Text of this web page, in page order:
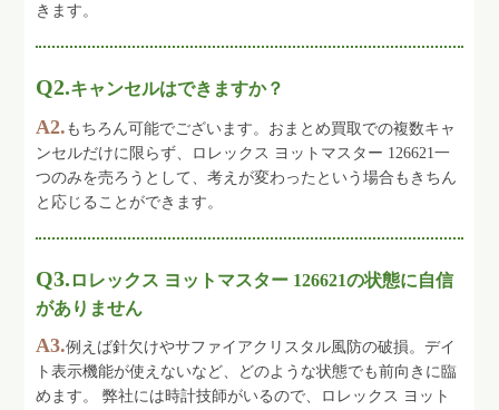
きます。
Q2.キャンセルはできますか？
A2. もちろん可能でございます。おまとめ買取での複数キャ
ンセルだけに限らず、ロレックス ヨットマスター 126621一
つのみを売ろうとして、考えが変わったという場合もきちん
と応じることができます。
Q3. ロレックス ヨットマスター 126621の状態に自信
がありません
A3.例えば針欠けやサファイアクリスタル風防の破損。デイ
ト表示機能が使えないなど、どのような状態でも前向きに臨
めます。 弊社には時計技師がいるので、ロレックス ヨット